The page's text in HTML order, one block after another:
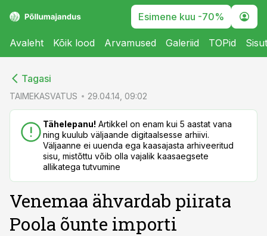
Esimene kuu -70%
Avaleht Kõik lood Arvamused Galeriid TOPid
Tagasi
TAIMEKASVATUS 29.04.14, 09:02
Tähelepanu! Artikkel on enam kui 5 aastat vana
ning kuulub väljaande digitaalsesse arhiivi.
Väljaanne ei uuenda ega kaasajasta arhiveeritud
sisu, mistõttu võib olla vajalik kaasaegsete
allikatega tutvumine
Venemaa ähvardab piirata
Poola õunte importi